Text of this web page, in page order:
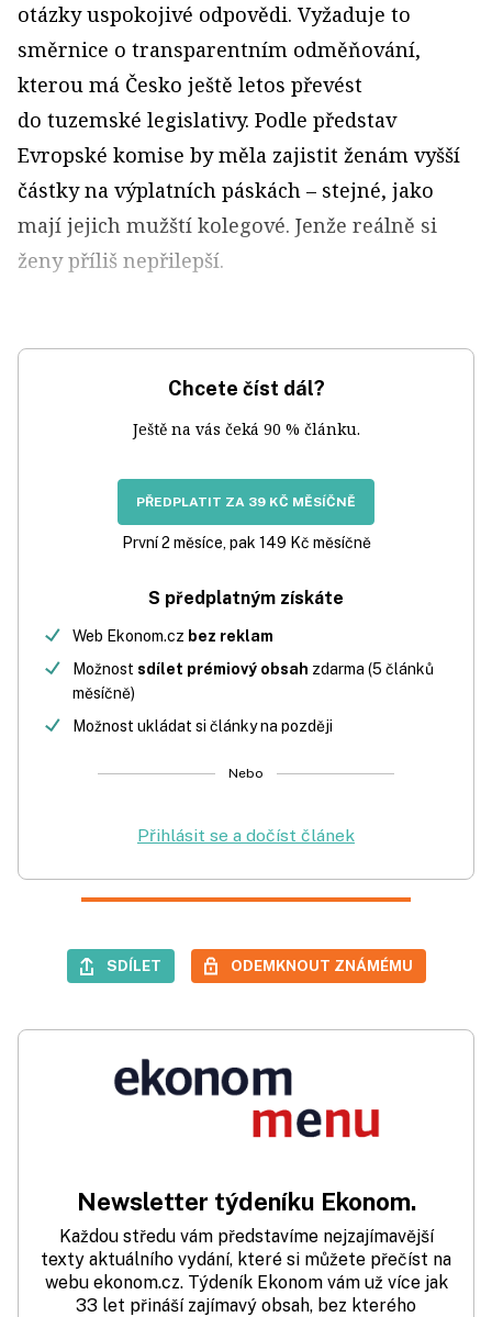
otázky uspokojivé odpovědi. Vyžaduje to
směrnice o transparentním odměňování,
kterou má Česko ještě letos převést
do tuzemské legislativy. Podle představ
Evropské komise by měla zajistit ženám vyšší
částky na výplatních páskách – stejné, jako
mají jejich mužští kolegové. Jenže reálně si
ženy příliš nepřilepší.
Chcete číst dál?
Ještě na vás čeká 90 % článku.
PŘEDPLATIT ZA 39 KČ MĚSÍČNĚ
První 2 měsíce, pak 149 Kč měsíčně
S předplatným získáte
Web Ekonom.cz bez reklam
Možnost sdílet prémiový obsah zdarma (5 článků
měsíčně)
Možnost ukládat si články na později
Nebo
Přihlásit se a dočíst článek
SDÍLET ODEMKNOUT ZNÁMÉMU
Newsletter týdeníku Ekonom.
Každou středu vám představíme nejzajímavější
texty aktuálního vydání, které si můžete přečíst na
webu ekonom.cz. Týdeník Ekonom vám už více jak
33 let přináší zajímavý obsah, bez kterého